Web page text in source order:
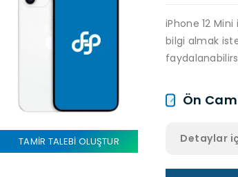
TAMİR TALEBİ OLUŞTUR
iPhone 12
bilgi almak
Ön
Detaylar